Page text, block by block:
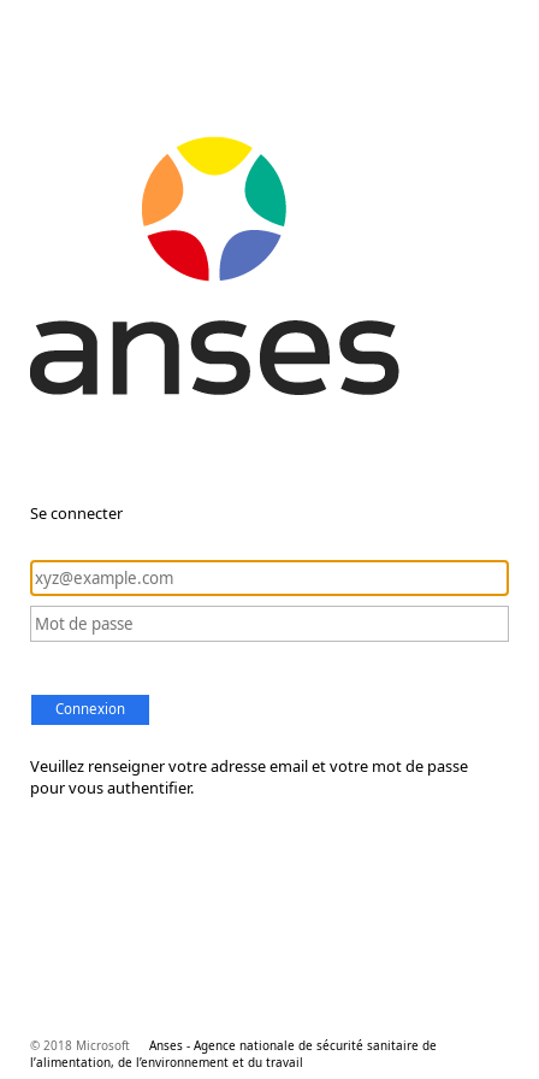
Se connecter
Connexion
Veuillez renseigner votre adresse email et votre mot de passe
pour vous authentifier.
© 2018 Microsoft
Anses - Agence nationale de sécurité sanitaire de
l’alimentation, de l’environnement et du travail